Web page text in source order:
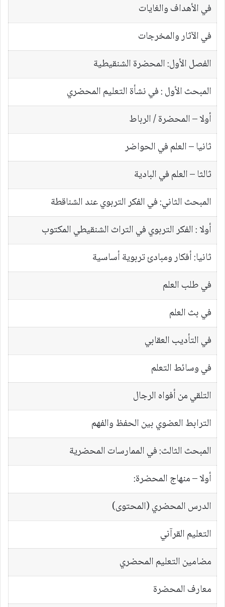
في الأهداف والغايات
في الآثار والمخرجات
الفصل الأول: المحضرة الشنقيطية
المبحث الأول : في نشأة التعليم المحضري
أولا – المحضرة / الرباط
ثانيا – العلم في الحواضر
ثالثا – العلم في البادية
المبحث الثاني: في الفكر التربوي عند الشناقطة
أولا : الفكر التربوي في التراث الشنقيطي المكتوب
ثانيا: أفكار ومبادئ تربوية أساسية
في طلب العلم
في بث العلم
في التأديب العقابي
في وسائط التعلم
التلقي من أفواه الرجال
الترابط العضوي بين الحفظ والفهم
المبحث الثالث: في الممارسات المحضرية
أولا – منهاج المحضرة:
الدرس المحضري (المحتوى)
التعليم القرآني
مضامين التعليم المحضري
معارف المحضرة